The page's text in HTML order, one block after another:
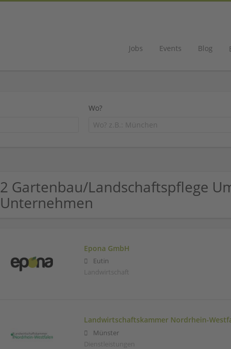
Jobs Events Blog
Wo?
2 Gartenbau/Landschaftspflege
Unternehmen
Epona GmbH
Eutin
Landwirtschaft
Landwirtschaftskammer Nordrhein-
Münster
Dienstleistungen